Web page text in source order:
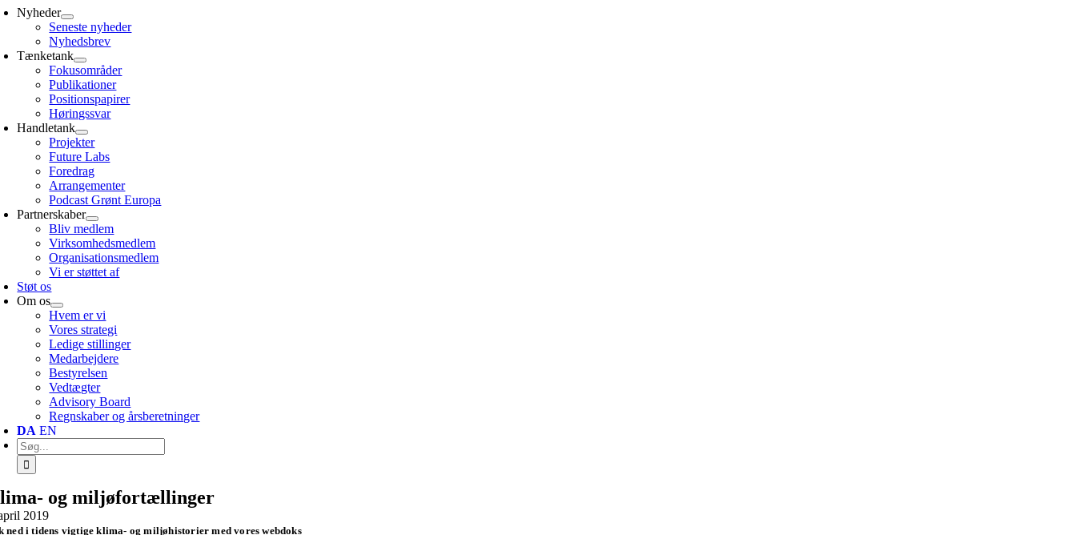
Nyheder
Seneste nyheder
Nyhedsbrev
Tænketank
Fokusområder
Publikationer
Positionspapirer
Høringssvar
Handletank
Projekter
Future Labs
Foredrag
Arrangementer
Podcast Grønt Europa
Partnerskaber
Bliv medlem
Virksomhedsmedlem
Organisationsmedlem
Vi er støttet af
Støt os
Om os
Hvem er vi
Vores strategi
Ledige stillinger
Medarbejdere
Bestyrelsen
Vedtægter
Advisory Board
Regnskaber og årsberetninger
DA EN
Søg
efter:
og miljøfortællinger
2019
ned i tidens vigtige klima- og miljøhistorier med vores webdoks